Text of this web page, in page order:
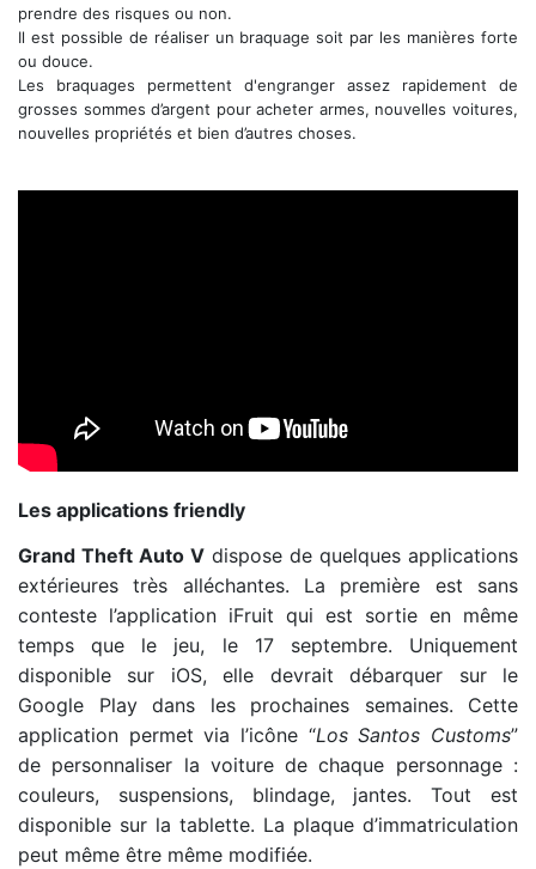
prendre des risques ou non.
Il est possible de réaliser un braquage soit par les manières forte
ou douce.
Les braquages permettent d'engranger assez rapidement de
grosses sommes d’argent pour acheter armes, nouvelles voitures,
nouvelles propriétés et bien d’autres choses.
Les applications friendly
Grand Theft Auto V dispose de quelques applications
extérieures très alléchantes. La première est sans
conteste l’application iFruit qui est sortie en même
temps que le jeu, le 17 septembre. Uniquement
disponible sur iOS, elle devrait débarquer sur le
Google Play dans les prochaines semaines. Cette
application permet via l’icône “Los Santos Customs”
de personnaliser la voiture de chaque personnage :
couleurs, suspensions, blindage, jantes. Tout est
disponible sur la tablette. La plaque d’immatriculation
peut même être même modifiée.